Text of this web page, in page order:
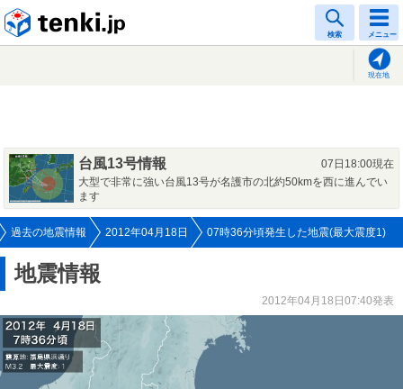
検索 メニュー
現在地
台風13号情報
07日18:00現在
大型で非常に強い台風13号が名護市の北約50kmを西に進んでい
ます
過去の地震情報 2012年04月18日 07時36分頃発生した地震(最大震度1)
地震情報
2012年04月18日07:40発表